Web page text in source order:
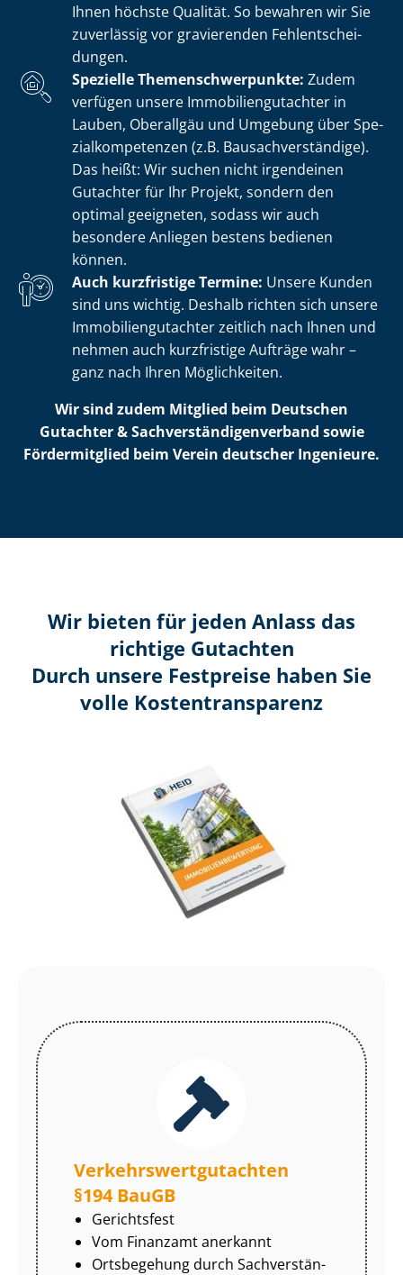
Ihnen höchste Qualität. So bewahren wir Sie
zuverlässig vor gravierenden Fehl­ent­schei­
dun­gen.
Spezielle The­men­schwer­punk­te: Zudem
verfügen unsere Im­mo­bi­li­en­gut­ach­ter in
Lauben, Oberallgäu und Umgebung über Spe­
zi­al­kom­pe­ten­zen (z.B. Bau­sach­ver­stän­di­ge).
Das heißt: Wir suchen nicht irgendeinen
Gutachter für Ihr Projekt, sondern den
optimal geeigneten, sodass wir auch
besondere Anliegen bestens bedienen
können.
Auch kurzfristige Termine: Unsere Kunden
sind uns wichtig. Deshalb richten sich unsere
Im­mo­bi­li­en­gut­ach­ter zeitlich nach Ihnen und
nehmen auch kurzfristige Aufträge wahr –
ganz nach Ihren Möglichkeiten.
Wir sind zudem Mitglied beim Deutschen
Gutachter & Sach­ver­stän­di­gen­ver­band sowie
Fördermitglied beim Verein deutscher Ingenieure.
Wir bieten für jeden Anlass das
richtige Gutachten
Durch unsere Festpreise haben Sie
volle Kosten­transparenz
Ver­kehrs­wert­gut­ach­ten
§194 BauGB
Gerichtsfest
Vom Finanzamt anerkannt
Ortsbegehung durch Sach­ver­stän­